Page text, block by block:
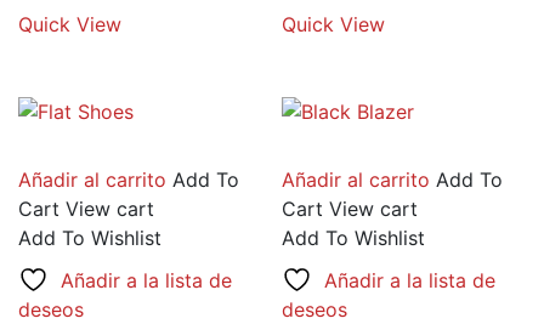
Quick View
original
Quick View
Añadir al carrito Add To
Cart View cart
Add To Wishlist
Añadir a la lista de
deseos
Añadir al carrito Add To
Cart View cart
Add To Wishlist
Añadir a la lista de
deseos